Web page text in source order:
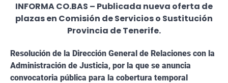
INFORMA CO.BAS – Publicada nueva oferta de
plazas en Comisión de Servicios o Sustitución
Provincia de Tenerife.
Resolución de la Dirección General de Relaciones con la
Administración de Justicia, por la que se anuncia
convocatoria pública para la cobertura temporal